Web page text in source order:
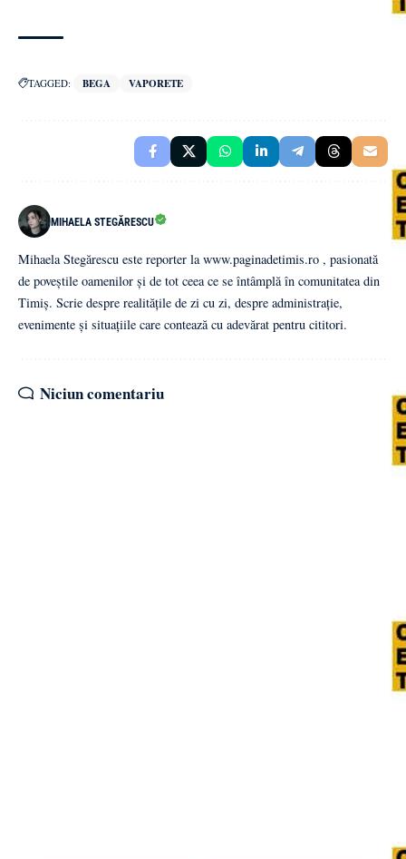
TAGGED: BEGA VAPORETE
MIHAELA STEGĂRESCU
Mihaela Stegărescu este reporter la www.paginadetimis.ro , pasionată
de poveștile oamenilor și de tot ceea ce se întâmplă în comunitatea din
Timiș. Scrie despre realitățile de zi cu zi, despre administrație,
evenimente și situațiile care contează cu adevărat pentru cititori.
Niciun comentariu